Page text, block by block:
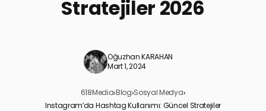
Stratejiler 2026
Oğuzhan KARAHAN
Mart 1, 2024
618Media›Blog›Sosyal Medya›
Instagram’da Hashtag Kullanımı: Güncel Stratejiler